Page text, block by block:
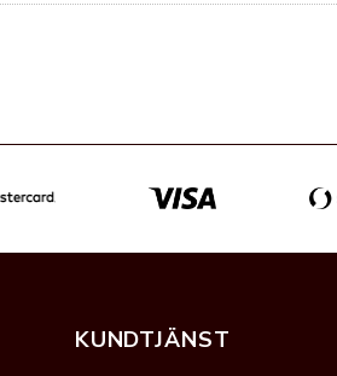
KUNDTJÄNST